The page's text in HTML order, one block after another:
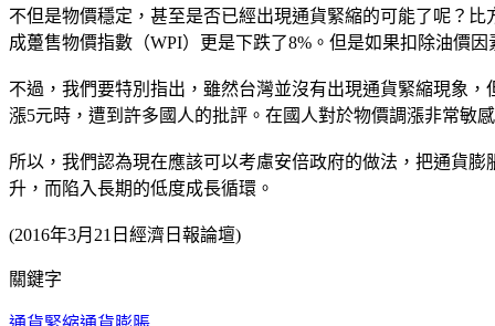
不但是物價穩定，甚至是否已經出現通貨緊縮的可能了呢？
成躉售物價指數（WPI）更是下跌了8%。但是如果扣除油價
不過，我們要特別指出，雖然台灣並沒有出現通貨緊縮現象
漲5元時，遭到許多國人的批評。在國人對於物價調漲非常敏
所以，我們認為現在應該可以考慮安倍政府的做法，把通貨
升，而陷入長期的低度成長循環。
(2016年3月21日經濟日報論壇)
關鍵字